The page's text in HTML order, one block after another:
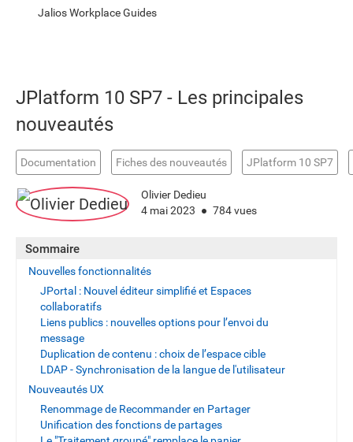
Jalios Workplace Guides
JPlatform 10 SP7 - Les principales
nouveautés
Documentation Fiches des nouveautés JPlatform 10 SP7
Olivier Dedieu
4 mai 2023
784 vues
Sommaire
Nouvelles fonctionnalités
JPortal : Nouvel éditeur simplifié et Espaces
collaboratifs
Liens publics : nouvelles options pour l’envoi du
message
Duplication de contenu : choix de l’espace cible
LDAP - Synchronisation de la langue de l'utilisateur
Nouveautés UX
Renommage de Recommander en Partager
Unification des fonctions de partages